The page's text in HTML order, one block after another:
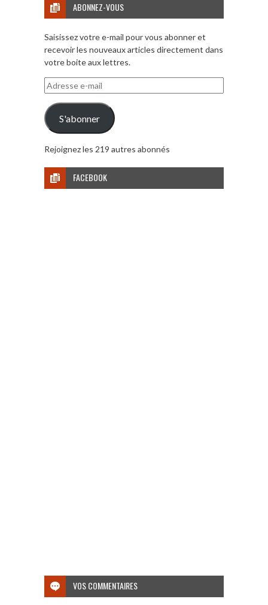
ABONNEZ-VOUS
Saisissez votre e-mail pour vous abonner et
recevoir les nouveaux articles directement dans
votre boite aux lettres.
Adresse
e-
mail
S'abonner
Rejoignez les 219 autres abonnés
FACEBOOK
VOS COMMENTAIRES